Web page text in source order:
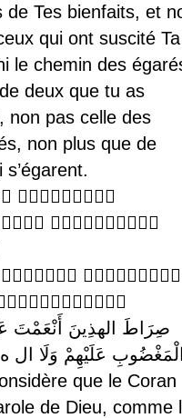
de Tes bienfaits, et
qui ont suscité Ta
le chemin des
deux que tu as
non pas celle des
non plus que de


صِرَاطَ الهذِينَ أَنْعَمْتَ
الْمَغْضُوبِ عَلَيْهِمْ وَلَا ال
que le Coran
de Dieu, comme